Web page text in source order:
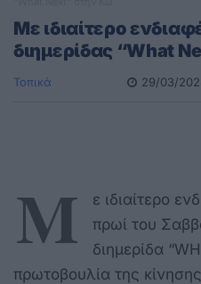
Με ιδιαίτερο
διημερίδας “What
Τοπικά 29/03/
M
ε ιδιαίτερο
πρωί του
διημερίδα
πρωτοβουλία της